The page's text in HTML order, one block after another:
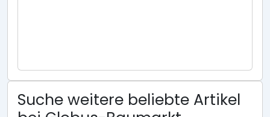
Suche weitere beliebte Artikel